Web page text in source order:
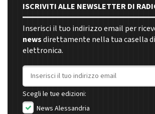
ISCRIVITI ALLE NEWSLETTER DI
Inserisci il tuo indirizzo email per
newsdirettamente nella tua casella
elettronica.
Indirizzo email
Scegli le tue edizioni:
News Alessandria